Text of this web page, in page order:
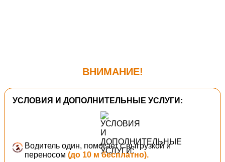
ВНИМАНИЕ!
УСЛОВИЯ И ДОПОЛНИТЕЛЬНЫЕ УСЛУГИ:
Водитель один, помогает с выгрузкой и
переносом (до 10 м бесплатно).